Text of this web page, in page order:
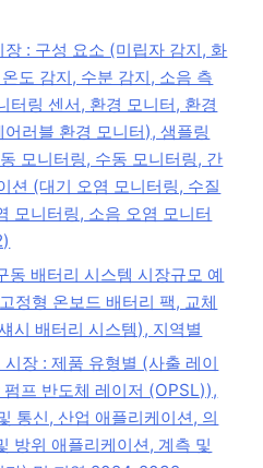
: 구성 요소 (미립자 감지, 화
도 감지, 수분 감지, 소음 측
터링 센서, 환경 모니터, 환경
러블 환경 모니터), 샘플링
모니터링, 수동 모니터링, 간
션 (대기 오염 모니터링, 수질
모니터링, 소음 오염 모니터
동 배터리 시스템 시장규모 예
정형 온보드 배터리 팩, 교체
시 배터리 시스템), 지역별
장 : 제품 유형별 (사출 레이
프 반도체 레이저 (OPSL)),
통신, 산업 애플리케이션, 의
방위 애플리케이션, 계측 및